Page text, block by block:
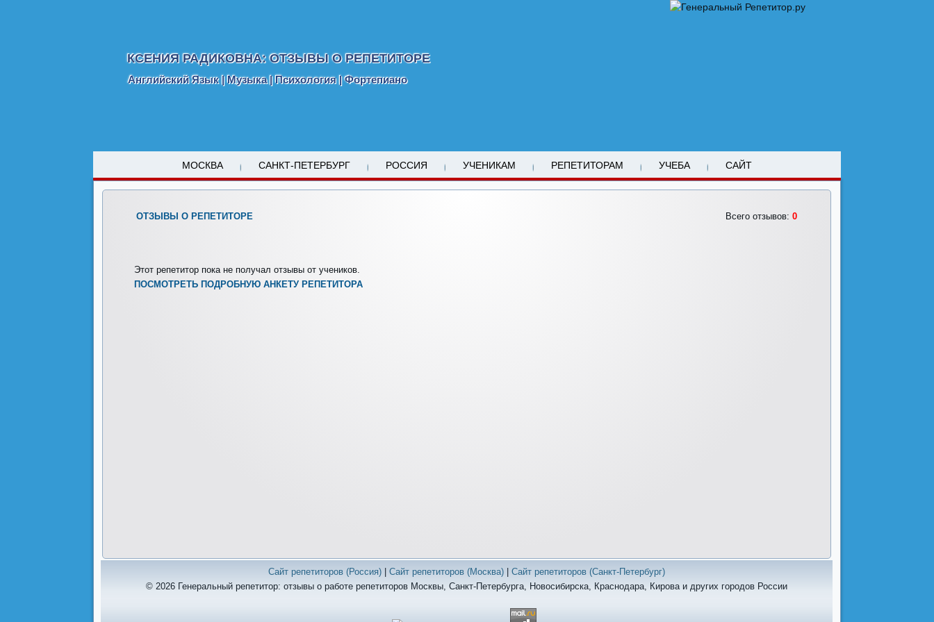
КСЕНИЯ РАДИКОВНА: ОТЗЫВЫ О РЕПЕТИТОРЕ
Английский Язык | Музыка | Психология | Фортепиано
МОСКВА САНКТ-ПЕТЕРБУРГ РОССИЯ УЧЕНИКАМ РЕПЕТИТОРАМ УЧЕБА САЙТ
ОТЗЫВЫ О РЕПЕТИТОРЕ Всего отзывов:0
Этот репетитор пока не получал отзывы от учеников.
ПОСМОТРЕТЬ ПОДРОБНУЮ АНКЕТУ РЕПЕТИТОРА
Сайт репетиторов (Россия) |Сайт репетиторов (Москва) |Сайт репетиторов (Санкт-Петербург)
© 2026 Генеральный репетитор: отзывы о работе репетиторов Москвы, Санкт-Петербурга, Новосибирска, Краснодара, Кирова и других городов России